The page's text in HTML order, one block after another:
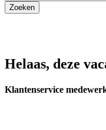
Helaas, deze
Klantenservice